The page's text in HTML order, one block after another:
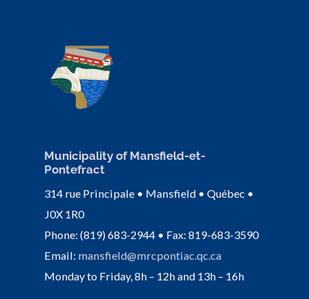
Municipality of Mansfield-et-
Pontefract
314 rue Principale • Mansfield • Québec •
J0X 1R0
Phone: (819) 683-2944 • Fax: 819-683-3590
Email: mansfield@mrcpontiac.qc.ca
Monday to Friday, 8h – 12h and 13h – 16h